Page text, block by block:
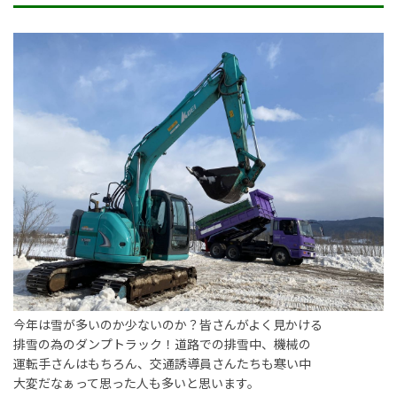
今年は雪が多いのか少ないのか？皆さんがよく見かける
排雪の為のダンプトラック！道路での排雪中、機械の
運転手さんはもちろん、交通誘導員さんたちも寒い中
大変だなぁって思った人も多いと思います。
アクセス
SDGsの取組
事業内容
建築部門
融雪部門
アグリ事業部
お知らせ
採用情報